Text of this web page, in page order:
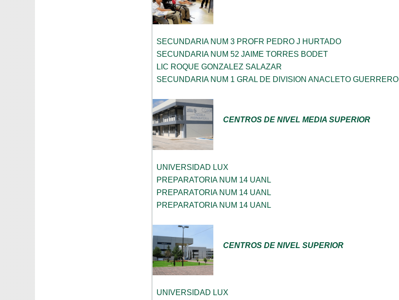
SECUNDARIA NUM 3 PROFR PEDRO J HURTADO
SECUNDARIA NUM 52 JAIME TORRES BODET
LIC ROQUE GONZALEZ SALAZAR
SECUNDARIA NUM 1 GRAL DE DIVISION ANACLETO GUERRERO
CENTROS DE NIVEL MEDIA SUPERIOR
UNIVERSIDAD LUX
PREPARATORIA NUM 14 UANL
PREPARATORIA NUM 14 UANL
PREPARATORIA NUM 14 UANL
CENTROS DE NIVEL SUPERIOR
UNIVERSIDAD LUX